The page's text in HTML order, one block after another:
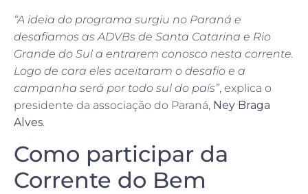
“A ideia do programa surgiu no Paraná e
desafiamos as ADVBs de Santa Catarina e Rio
Grande do Sul a entrarem conosco nesta corrente.
Logo de cara eles aceitaram o desafio e a
campanha será por todo sul do país”, explica o
presidente da associação do Paraná, Ney Braga
Alves.
Como participar da
Corrente do Bem